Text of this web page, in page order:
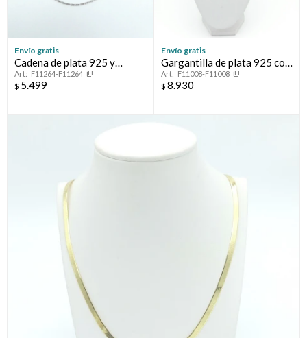
Envío gratis
Cadena de plata 925 y
double en oro 18 ktes.
F11264-F11264
$ 5.499
Envío gratis
Gargantilla de plata 925 con
perlas de cultivo de río.
F11008-F11008
$ 8.930